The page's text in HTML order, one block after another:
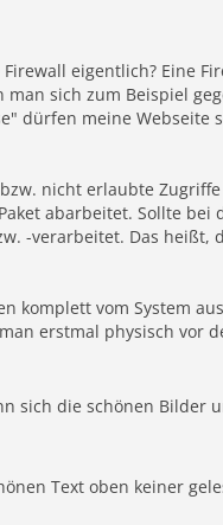
eigentlich? Eine
sich zum Beispiel
dürfen meine
nicht erlaubte
abarbeitet. Sollte
-verarbeitet. Das
komplett vom System
erstmal physisch vor
sich die schönen Bilder
Text oben keiner